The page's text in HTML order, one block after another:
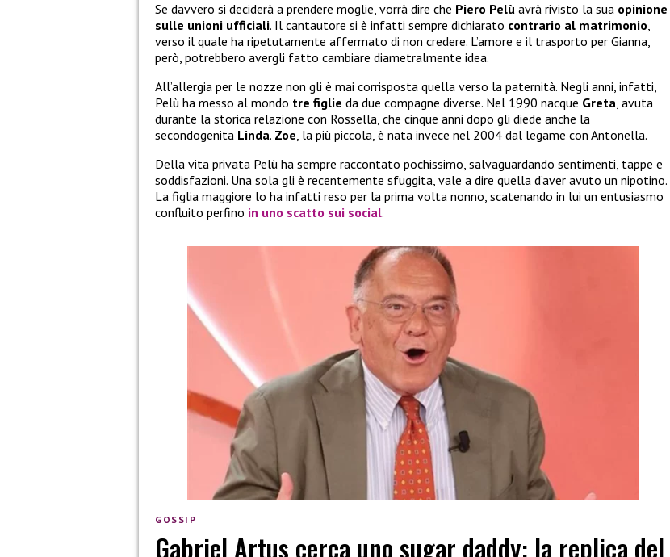
Se davvero si deciderà a prendere moglie, vorrà dire che Piero Pelù avrà rivisto la sua opinione
sulle unioni ufficiali. Il cantautore si è infatti sempre dichiarato contrario al matrimonio,
verso il quale ha ripetutamente affermato di non credere. L’amore e il trasporto per Gianna,
però, potrebbero avergli fatto cambiare diametralmente idea.
All’allergia per le nozze non gli è mai corrisposta quella verso la paternità. Negli anni, infatti,
Pelù ha messo al mondo tre figlie da due compagne diverse. Nel 1990 nacque Greta, avuta
durante la storica relazione con Rossella, che cinque anni dopo gli diede anche la
secondogenita Linda. Zoe, la più piccola, è nata invece nel 2004 dal legame con Antonella.
Della vita privata Pelù ha sempre raccontato pochissimo, salvaguardando sentimenti, tappe e
soddisfazioni. Una sola gli è recentemente sfuggita, vale a dire quella d’aver avuto un nipotino.
La figlia maggiore lo ha infatti reso per la prima volta nonno, scatenando in lui un entusiasmo
confluito perfino in uno scatto sui social.
GOSSIP
Gabriel Artus cerca uno sugar daddy: la replica del